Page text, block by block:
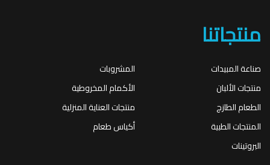
منتجاتنا
صناعة المبيدات
المشروبات
منتجات الألبان
الأكمام المخروطية
الطعام الطازج
منتجات العناية المنزلية
المنتجات الطبية
أكياس طعام
البروتينات